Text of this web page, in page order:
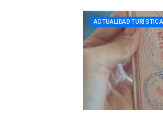
ACTUALIDAD TURÍSTICA